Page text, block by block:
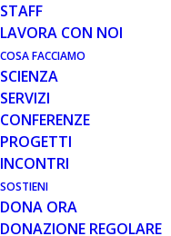
STAFF
LAVORA CON NOI
COSA FACCIAMO
SCIENZA
SERVIZI
CONFERENZE
PROGETTI
INCONTRI
SOSTIENI
DONA ORA
DONAZIONE REGOLARE
9 OTT 2015
TEATRO E
Ti amo o qualcosa del